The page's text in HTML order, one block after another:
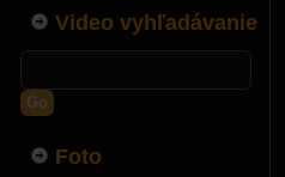
Video vyhľadávanie
Go
Foto